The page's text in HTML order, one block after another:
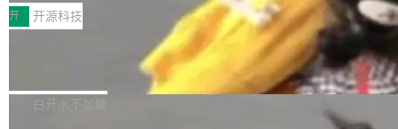
括 epoll（围绕 kqueue 实现）、POSIX 消息队
列、...
营、到IAA游戏的“买变一体”正循环、再到联运与
广告协同的全链路经营闭环，以及面向全球市场
的出海增长布局。 华为终端云业务商业化销售负
责人在开场致辞中表示，游戏开发者的核心诉求
已不再是“多一个投放渠道”，而是一套能够持续
列主板阵容迎来新成员——B850 AORUS ELITE
X3D。作为面向主流高性能平台打造的全新主板
产品，B850 AORUS ELITE X3D延续技嘉在X3
D平台优化上的技术积累，旨在为游戏玩家带来
更稳定、更高效的装机选择。 B850 AORUS ELI
开 开源科技
Zadig v5.0 发布：AI 发布专员与 AI 审
我们团队这几天最大的卡点不是 AI 写得不够
好，是 AI 写得太好了。 好到审查排期从两天的
白开水不加糖